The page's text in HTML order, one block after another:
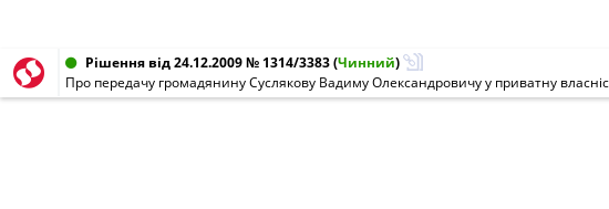
Рішення від 24.12.2009 № 1314/3383(Чинний)